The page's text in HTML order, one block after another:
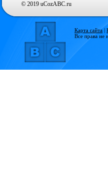
© 2019 uCozABC.ru
Карта сайта |
Все права не